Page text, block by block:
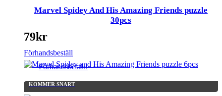
Marvel Spidey And His Amazing Friends puzzle
30pcs
79kr
Förhandsbeställ
KOMMER SNART
Förhandsbeställ